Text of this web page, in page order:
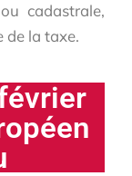
cadastrale,
de la taxe.